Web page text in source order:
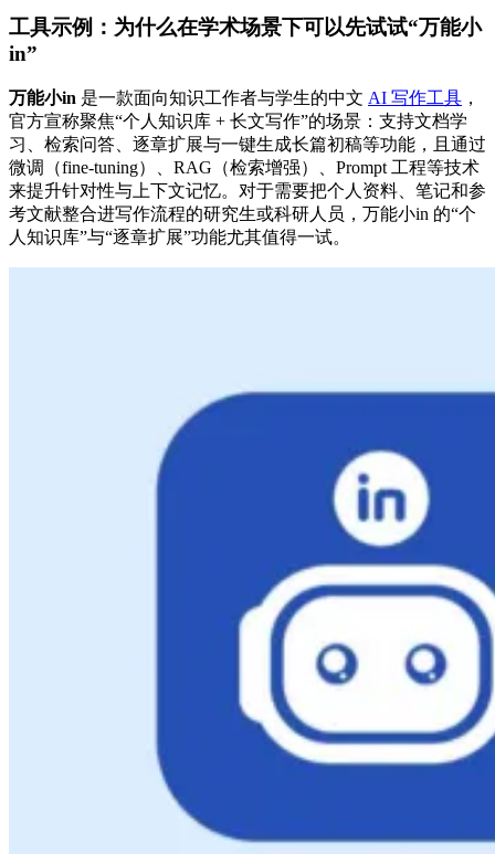
工具示例：为什么在学术场景下可以先试试“万能小
in”
万能小in 是一款面向知识工作者与学生的中文 AI 写作工具 ，
官方宣称聚焦“个人知识库 + 长文写作”的场景：支持文档学
习、检索问答、逐章扩展与一键生成长篇初稿等功能，且通过
微调（fine-tuning）、RAG（检索增强）、Prompt 工程等技术
来提升针对性与上下文记忆。对于需要把个人资料、笔记和参
考文献整合进写作流程的研究生或科研人员，万能小in 的“个
人知识库”与“逐章扩展”功能尤其值得一试。